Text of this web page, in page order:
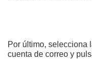
Por último, selecciona
cuenta de correo y